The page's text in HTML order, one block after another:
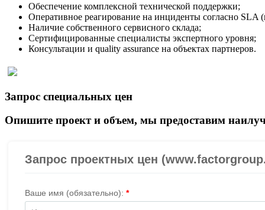
Обеспечение комплексной технической поддержки;
Оперативное реагирование на инциденты согласно SLA
Наличие собственного сервисного склада;
Сертифицированные специалисты экспертного уровня;
Консультации и quality assurance на объектах партнеров.
Запрос специальных цен
Опишите проект и объем, мы предоставим